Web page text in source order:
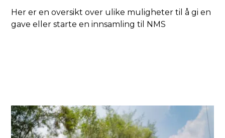
Her er en oversikt over ulike muligheter til å gi en
gave eller starte en innsamling til NMS